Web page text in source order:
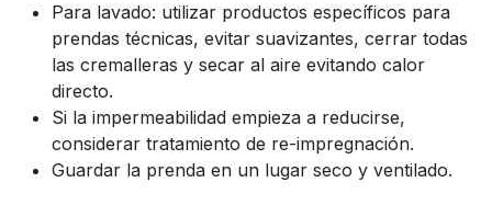
Para lavado: utilizar productos específicos para
prendas técnicas, evitar suavizantes, cerrar todas
las cremalleras y secar al aire evitando calor
directo.
Si la impermeabilidad empieza a reducirse,
considerar tratamiento de re-impregnación.
Guardar la prenda en un lugar seco y ventilado.